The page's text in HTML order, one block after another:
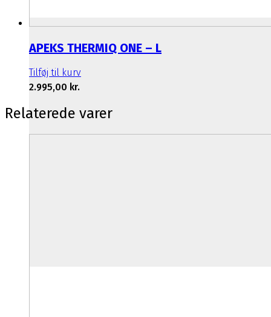
APEKS THERMIQ ONE – L
Tilføj til kurv
2.995,00 kr.
Relaterede varer